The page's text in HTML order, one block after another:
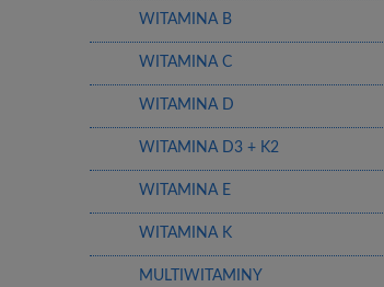
WITAMINA B
WITAMINA C
WITAMINA D
WITAMINA D3 + K2
WITAMINA E
WITAMINA K
MULTIWITAMINY